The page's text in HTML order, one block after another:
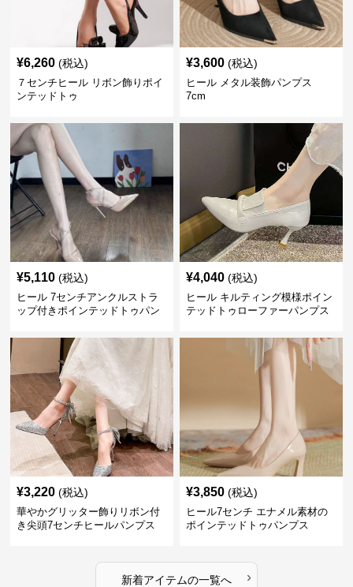
¥6,260 (税込)
７センチヒール リボン飾りポイ
ンテッドトゥ
¥3,600 (税込)
ヒール メタル装飾パンプス
7cm
¥5,110 (税込)
ヒール 7センチアンクルストラ
ップ付きポインテッドトゥパン
¥4,040 (税込)
ヒール キルティング模様ポイン
テッドトゥローファーパンプス
¥3,220 (税込)
華やかグリッター飾りリボン付
き尖頭7センチヒールパンプス
¥3,850 (税込)
ヒール7センチ エナメル素材の
ポインテッドトゥパンプス
新着アイテムの一覧へ ›